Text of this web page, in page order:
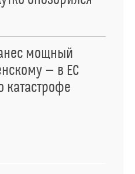
мощный
— в ЕС
катастрофе